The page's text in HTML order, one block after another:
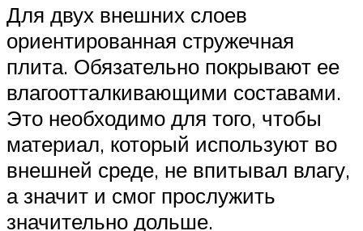
Для двух внешних слоев
ориентированная стружечная
плита. Обязательно покрывают ее
влагоотталкивающими составами.
Это необходимо для того, чтобы
материал, который используют во
внешней среде, не впитывал влагу,
а значит и смог прослужить
значительно дольше.